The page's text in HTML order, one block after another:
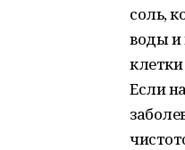
соль,
воды и
Если